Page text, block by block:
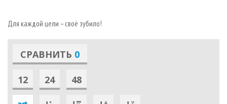
HM1400/HM1304
ПОД ПАТРОН 28,6 ММ ШЕСТИГРАННИК
HM1304B/HM1801/HM1810
АКСЕССУАРЫ
Для каждой цели – своё зубило!
СРАВНИТЬ 0
12 24 48